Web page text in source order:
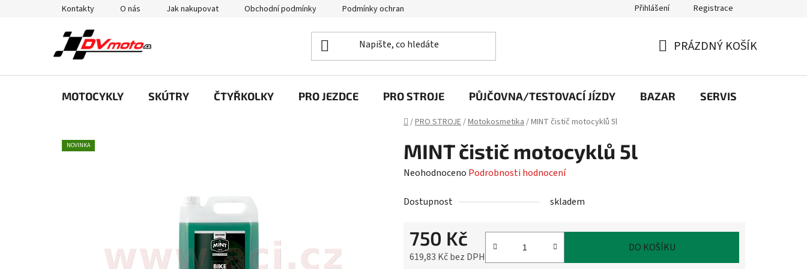
Kontakty O nás Jak nakupovat Obchodní podmínky Podmínky ochrany osobních údajů Přihlášení Registrace
KOŠÍK
PRÁZDNÝ KOŠÍK
MOTOCYKLY SKÚTRY ČTYŘKOLKY PRO JEZDCE PRO STROJE PŮJČOVNA/TESTOVACÍ JÍZDY BAZAR SERVIS
Domů
/PRO STROJE/Motokosmetika/MINT čistič motocyklů 5l
MINT čistič motocyklů 5l
Průměrné
produktu
0,0
Neohodnoceno Podrobnosti hodnocení
Dostupnost skladem
750 Kč
619,83 Kč bez DPH
DO KOŠÍKU
NOVINKA